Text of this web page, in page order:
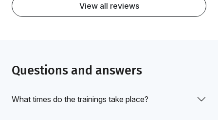
View all reviews
Questions and answers
What times do the trainings take place?